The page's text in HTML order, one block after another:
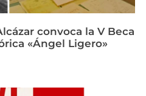
convoca la V Beca
«Ángel Ligero»